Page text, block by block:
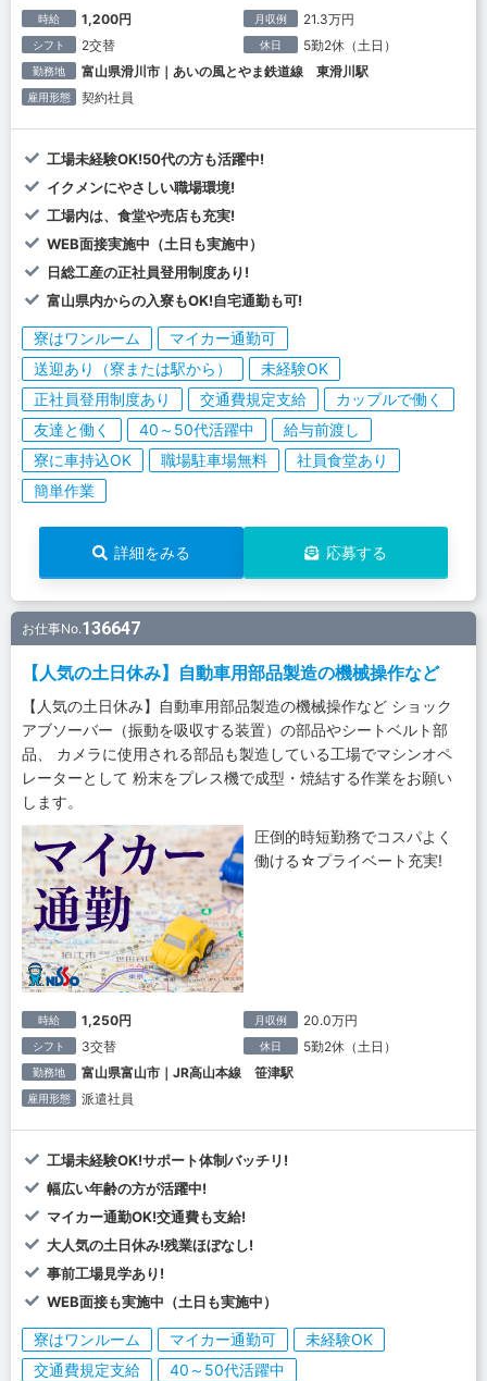
時給 1,200円 月収例 21.3万円
シフト 2交替 休日 5勤2休（土日）
勤務地 富山県滑川市｜あいの風とやま鉄道線 東滑川駅
雇用形態 契約社員
工場未経験OK!50代の方も活躍中!
イクメンにやさしい職場環境!
工場内は、食堂や売店も充実!
WEB面接実施中（土日も実施中）
日総工産の正社員登用制度あり!
富山県内からの入寮もOK!自宅通勤も可!
寮はワンルーム
マイカー通勤可
送迎あり（寮または駅から）
未経験OK
正社員登用制度あり
交通費規定支給
カップルで働く
友達と働く
40～50代活躍中
給与前渡し
寮に車持込OK
職場駐車場無料
社員食堂あり
簡単作業
詳細をみる 応募する
お仕事No.136647
【人気の土日休み】自動車用部品製造の機械操作など
【人気の土日休み】自動車用部品製造の機械操作など ショック
アブソーバー（振動を吸収する装置）の部品やシートベルト部
品、 カメラに使用される部品も製造している工場でマシンオペ
レーターとして 粉末をプレス機で成型・焼結する作業をお願い
します。
圧倒的時短勤務でコスパよく
働ける☆プライベート充実!
時給 1,250円 月収例 20.0万円
シフト 3交替 休日 5勤2休（土日）
勤務地 富山県富山市｜JR高山本線 笹津駅
雇用形態 派遣社員
工場未経験OK!サポート体制バッチリ!
幅広い年齢の方が活躍中!
マイカー通勤OK!交通費も支給!
大人気の土日休み!残業ほぼなし!
事前工場見学あり!
WEB面接も実施中（土日も実施中）
寮はワンルーム マイカー通勤可
未経験OK
交通費規定支給
40～50代活躍中